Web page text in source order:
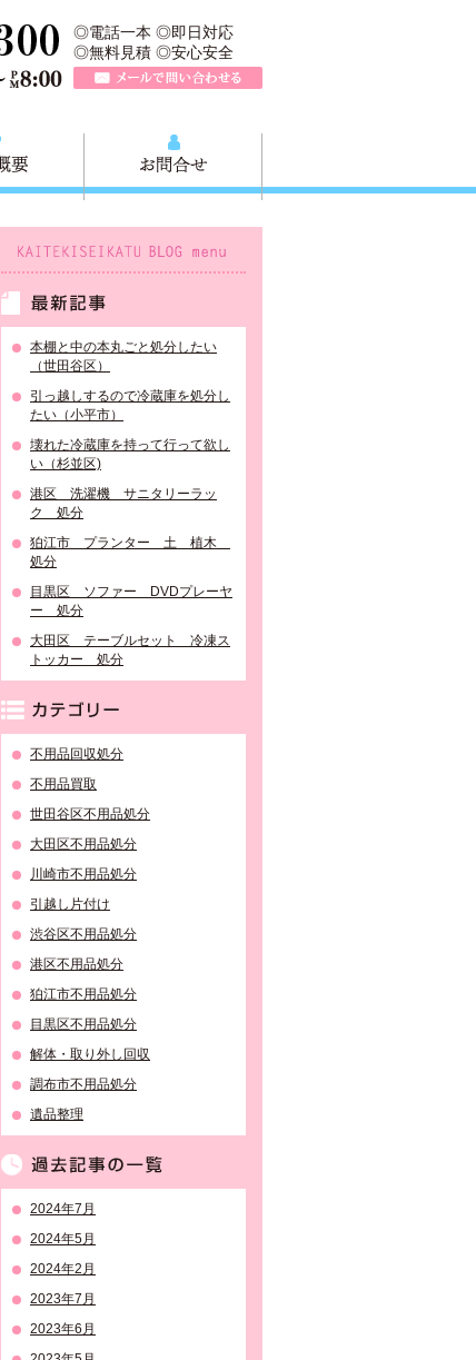
TEL 0120-757-161（年中無休）営業時間AM9:00～
◎電話一本 ◎即日対応
◎無料見積 ◎安心安全
本棚と中の本丸ごと処分したい
（世田谷区）
引っ越しするので冷蔵庫を処分し
たい（小平市）
壊れた冷蔵庫を持って行って欲し
い（杉並区)
港区 洗濯機 サニタリーラッ
ク 処分
狛江市 プランター 土 植木
処分
目黒区 ソファー DVDプレーヤ
ー 処分
大田区 テーブルセット 冷凍ス
トッカー 処分
不用品回収処分
不用品買取
世田谷区不用品処分
大田区不用品処分
川崎市不用品処分
引越し片付け
渋谷区不用品処分
港区不用品処分
狛江市不用品処分
目黒区不用品処分
解体・取り外し回収
調布市不用品処分
遺品整理
2024年7月
2024年5月
2024年2月
2023年7月
2023年6月